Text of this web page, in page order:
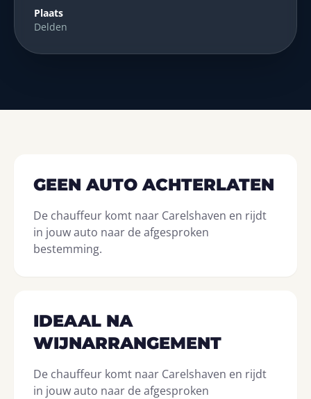
Plaats
Delden
GEEN AUTO ACHTERLATEN
De chauffeur komt naar Carelshaven en rijdt
in jouw auto naar de afgesproken
bestemming.
IDEAAL NA
WIJNARRANGEMENT
De chauffeur komt naar Carelshaven en rijdt
in jouw auto naar de afgesproken